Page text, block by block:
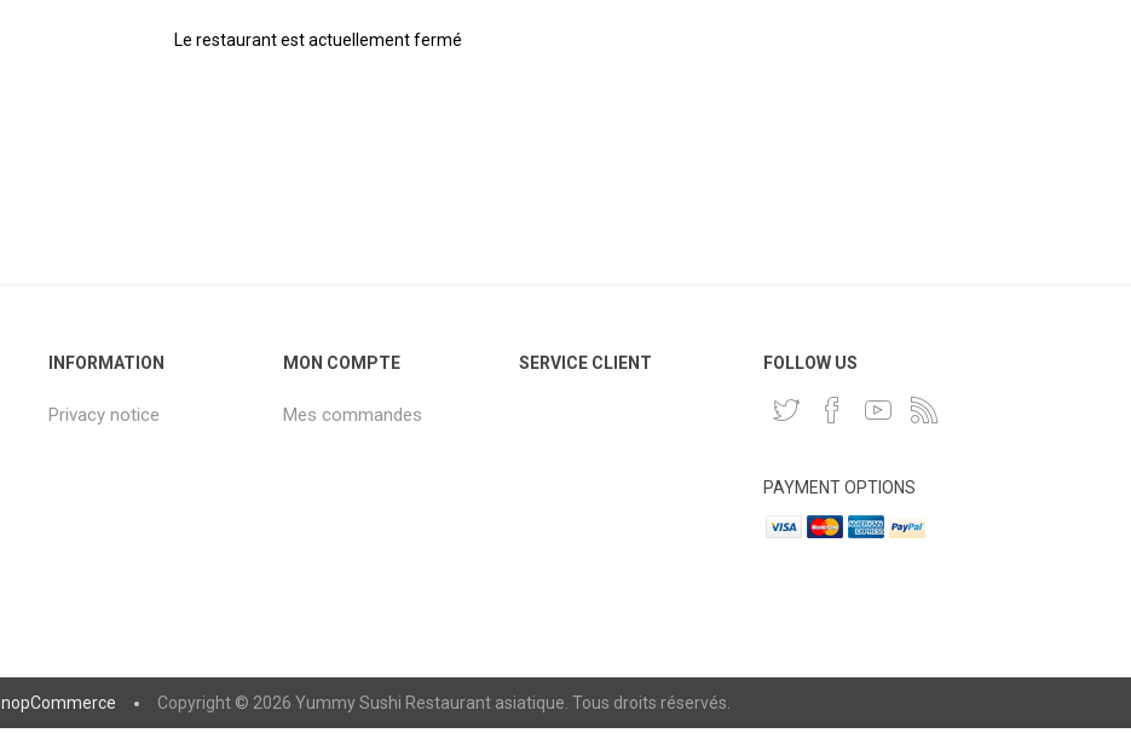
Le restaurant est actuellement fermé
INFORMATION
Privacy notice
MON COMPTE
Mes commandes
SERVICE CLIENT FOLLOW US
PAYMENT OPTIONS
nopCommerce Copyright © 2026 Yummy Sushi Restaurant asiatique. Tous droits réservés.